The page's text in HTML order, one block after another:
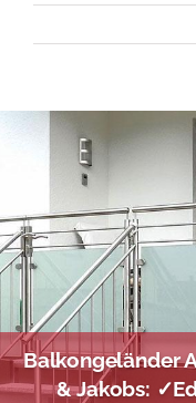
Balkongeländer
& Jakobs: